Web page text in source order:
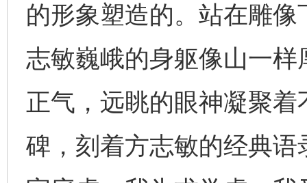
的形象塑造的。站在雕
志敏巍峨的身躯像山一
正气，远眺的眼神凝聚
碑，刻着方志敏的经典语